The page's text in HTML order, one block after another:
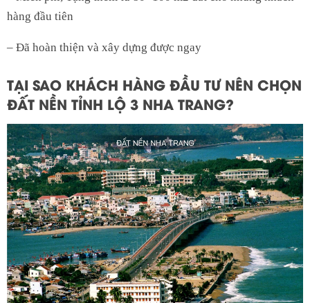
hàng đầu tiên
– Đã hoàn thiện và xây dựng được ngay
TẠI SAO KHÁCH HÀNG ĐẦU TƯ NÊN CHỌN
ĐẤT NỀN TỈNH LỘ 3 NHA TRANG?